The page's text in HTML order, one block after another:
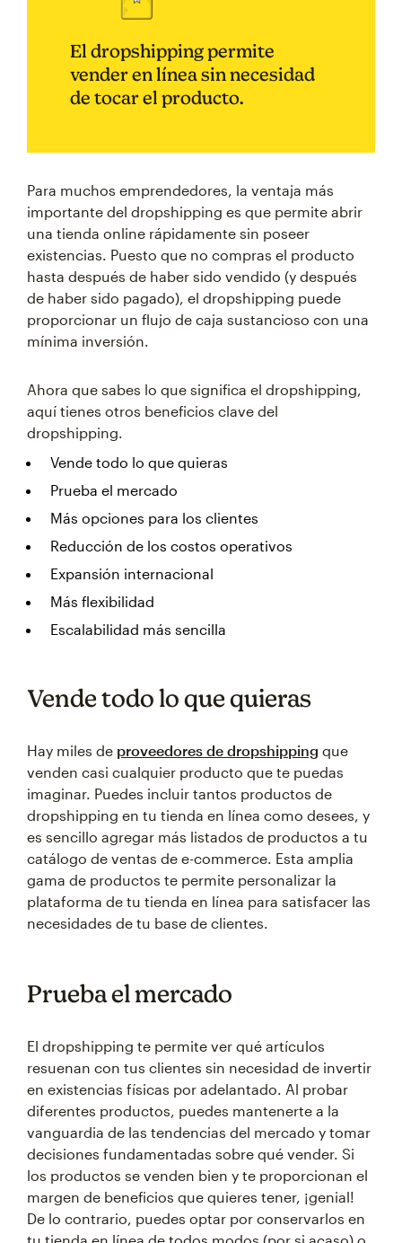
El dropshipping permite
vender en línea sin necesidad
de tocar el producto.
Para muchos emprendedores, la ventaja más
importante del dropshipping es que permite abrir
una tienda online rápidamente sin poseer
existencias. Puesto que no compras el producto
hasta después de haber sido vendido (y después
de haber sido pagado), el dropshipping puede
proporcionar un flujo de caja sustancioso con una
mínima inversión.
Ahora que sabes lo que significa el dropshipping,
aquí tienes otros beneficios clave del
dropshipping.
Vende todo lo que quieras
Prueba el mercado
Más opciones para los clientes
Reducción de los costos operativos
Expansión internacional
Más flexibilidad
Escalabilidad más sencilla
Vende todo lo que quieras
Hay miles de proveedores de dropshipping que
venden casi cualquier producto que te puedas
imaginar. Puedes incluir tantos productos de
dropshipping en tu tienda en línea como desees, y
es sencillo agregar más listados de productos a tu
catálogo de ventas de e-commerce. Esta amplia
gama de productos te permite personalizar la
plataforma de tu tienda en línea para satisfacer las
necesidades de tu base de clientes.
Prueba el mercado
El dropshipping te permite ver qué artículos
resuenan con tus clientes sin necesidad de invertir
en existencias físicas por adelantado. Al probar
diferentes productos, puedes mantenerte a la
vanguardia de las tendencias del mercado y tomar
decisiones fundamentadas sobre qué vender. Si
los productos se venden bien y te proporcionan el
margen de beneficios que quieres tener, ¡genial!
De lo contrario, puedes optar por conservarlos en